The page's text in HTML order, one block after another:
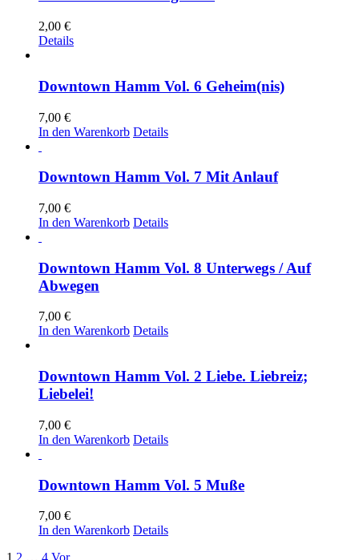
2,00 €
Details
Downtown Hamm Vol. 6 Geheim(nis)
7,00 €
In den Warenkorb Details
Downtown Hamm Vol. 7 Mit Anlauf
7,00 €
In den Warenkorb Details
Downtown Hamm Vol. 8 Unterwegs / Auf
Abwegen
7,00 €
In den Warenkorb Details
Downtown Hamm Vol. 2 Liebe. Liebreiz;
Liebelei!
7,00 €
In den Warenkorb Details
Downtown Hamm Vol. 5 Muße
7,00 €
In den Warenkorb Details